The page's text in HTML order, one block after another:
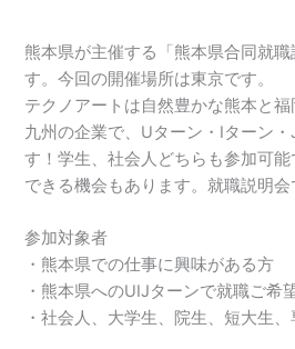
熊本県が主催する「熊本県合同就
す。今回の開催場所は東京です。
テクノアートは自然豊かな熊本と
九州の企業で、Uターン・Iターン
す！学生、社会人どちらも参加可
できる機会もあります。就職説明会
参加対象者
・熊本県での仕事に興味がある方
・熊本県へのUIJターンで就職ご希
・社会人、大学生、院生、短大生